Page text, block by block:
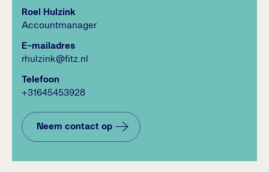
Roel Hulzink
Accountmanager
E-mailadres
rhulzink@fitz.nl
Telefoon
+31645453928
Neem contact op